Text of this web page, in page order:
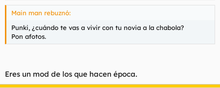
Main man rebuznó:
Punki, ¿cuándo te vas a vivir con tu novia a la chabola?
Pon afotos.
Eres un mod de los que hacen época.